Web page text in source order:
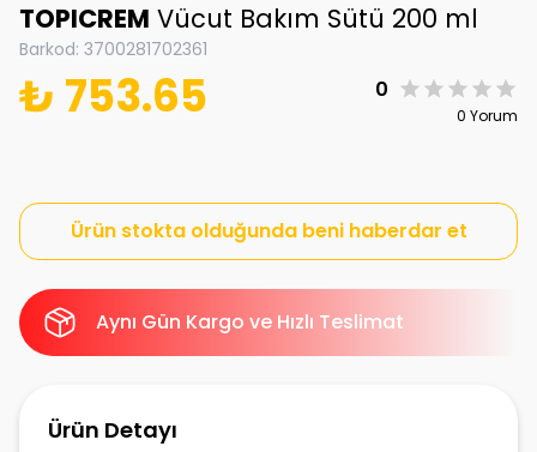
TOPICREM Vücut Bakım Sütü 200 ml
Barkod: 3700281702361
₺ 753.65 0
0 Yorum
Ürün stokta olduğunda beni haberdar et
Aynı Gün Kargo ve Hızlı Teslimat
Ürün Detayı